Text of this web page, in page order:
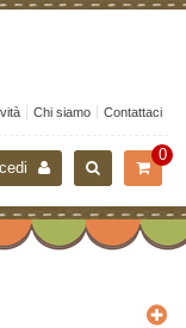
Chi siamo Contattaci
0